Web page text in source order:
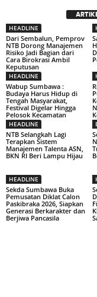
HEADLINE
Dari Sembalun, Pemprov
NTB Dorong Manajemen
Risiko Jadi Bagian dari
Cara Birokrasi Ambil
Keputusan
HEADLINE
Wabup Sumbawa :
Budaya Harus Hidup di
Tengah Masyarakat,
Festival Digelar Hingga
Pelosok Kecamatan
HEADLINE
NTB Selangkah Lagi
Terapkan Sistem
Manajemen Talenta ASN,
BKN RI Beri Lampu Hijau
HEADLINE
Sekda Sumbawa Buka
Pemusatan Diklat Calon
Paskibraka 2026, Siapkan
Generasi Berkarakter dan
Berjiwa Pancasila